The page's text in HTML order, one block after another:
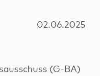
02.06.2025
(G-BA)